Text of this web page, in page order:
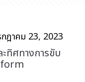
ฎาคม 23, 2023
ทิศทางการขับ